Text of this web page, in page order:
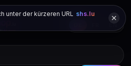
unter der kürzeren URL shs.lu